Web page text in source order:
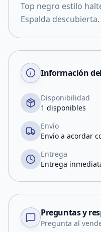
Top negro estilo
Espalda
Información
Disponibilidad
1 disponibles
Envío
Envío a acordar
Entrega
Entrega
Preguntas y
Pregunta al